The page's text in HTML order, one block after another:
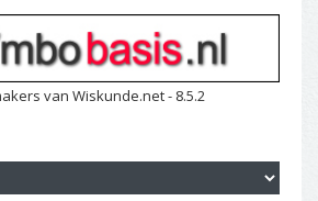
van Wiskunde.net - 8.5.2